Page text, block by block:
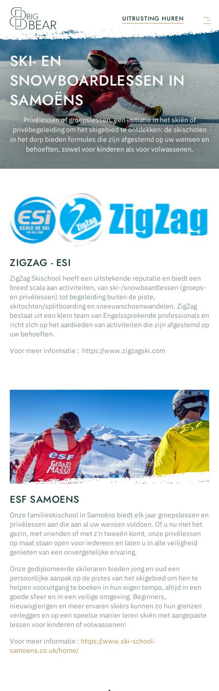
DE WINKEL
DE LOUNGEBAR
VERHUUR VAN SKI'S & SNOWBOARDS
BOEK SKI & SNOWBOARD
NL
UITRUSTING HUREN
SKI- EN
SNOWBOARDLESSEN IN
SAMOËNS
Privélessen of groepslessen, een initiatie in het skiën of
privébegeleiding om het skigebied te ontdekken: de skischolen
in het dorp bieden formules die zijn afgestemd op uw wensen en
behoeften, zowel voor kinderen als voor volwassenen.
ZIGZAG - ESI
ZigZag Skischool heeft een uitstekende reputatie en biedt een
breed scala aan activiteiten, van ski-/snowboardlessen (groeps-
en privélessen) tot begeleiding buiten de piste,
skitochten/splitboarding en sneeuwschoenwandelen. ZigZag
bestaat uit een klein team van Engelssprekende professionals en
richt zich op het aanbieden van activiteiten die zijn afgestemd op
uw behoeften.
Voor meer informatie : https://www.zigzagski.com
ESF SAMOENS
Onze familieskischool in Samoëns biedt elk jaar groepslessen en
privélessen aan die aan al uw wensen voldoen. Of u nu met het
gezin, met vrienden of met z'n tweeën komt, onze privélessen
op maat staan open voor iedereen en laten u in alle veiligheid
genieten van een onvergetelijke ervaring.
Onze gediplomeerde skileraren bieden jong en oud een
persoonlijke aanpak op de pistes van het skigebied om hen te
helpen vooruitgang te boeken in hun eigen tempo, altijd in een
goede sfeer en in een veilige omgeving. Beginners,
nieuwsgierigen en meer ervaren skiërs kunnen zo hun grenzen
verleggen en op een speelse manier leren skiën met aangepaste
lessen voor kinderen of volwassenen!
Voor meer informatie : https://www.ski-school-
samoens.co.uk/home/